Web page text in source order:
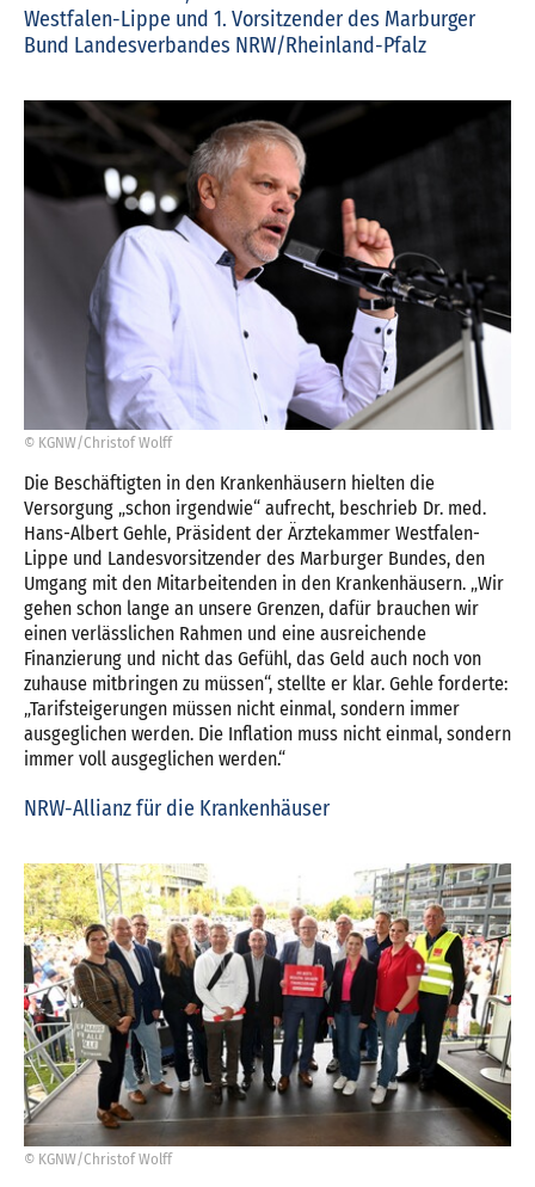
Westfalen-Lippe und 1. Vorsitzender des Marburger
Bund Landesverbandes NRW/Rheinland-Pfalz
© KGNW/Christof Wolff
Die Beschäftigten in den Krankenhäusern hielten die
Versorgung „schon irgendwie“ aufrecht, beschrieb Dr. med.
Hans-Albert Gehle, Präsident der Ärztekammer Westfalen-
Lippe und Landesvorsitzender des Marburger Bundes, den
Umgang mit den Mitarbeitenden in den Krankenhäusern. „Wir
gehen schon lange an unsere Grenzen, dafür brauchen wir
einen verlässlichen Rahmen und eine ausreichende
Finanzierung und nicht das Gefühl, das Geld auch noch von
zuhause mitbringen zu müssen“, stellte er klar. Gehle forderte:
„Tarifsteigerungen müssen nicht einmal, sondern immer
ausgeglichen werden. Die Inflation muss nicht einmal, sondern
immer voll ausgeglichen werden.“
NRW-Allianz für die Krankenhäuser
© KGNW/Christof Wolff